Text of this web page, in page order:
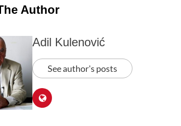
Author
Adil Kulenović
See author's posts